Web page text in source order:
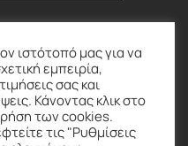
ιστότοπό μας για να
εμπειρία,
σας και
Κάνοντας κλικ στο
των cookies.
τις "Ρυθμίσεις